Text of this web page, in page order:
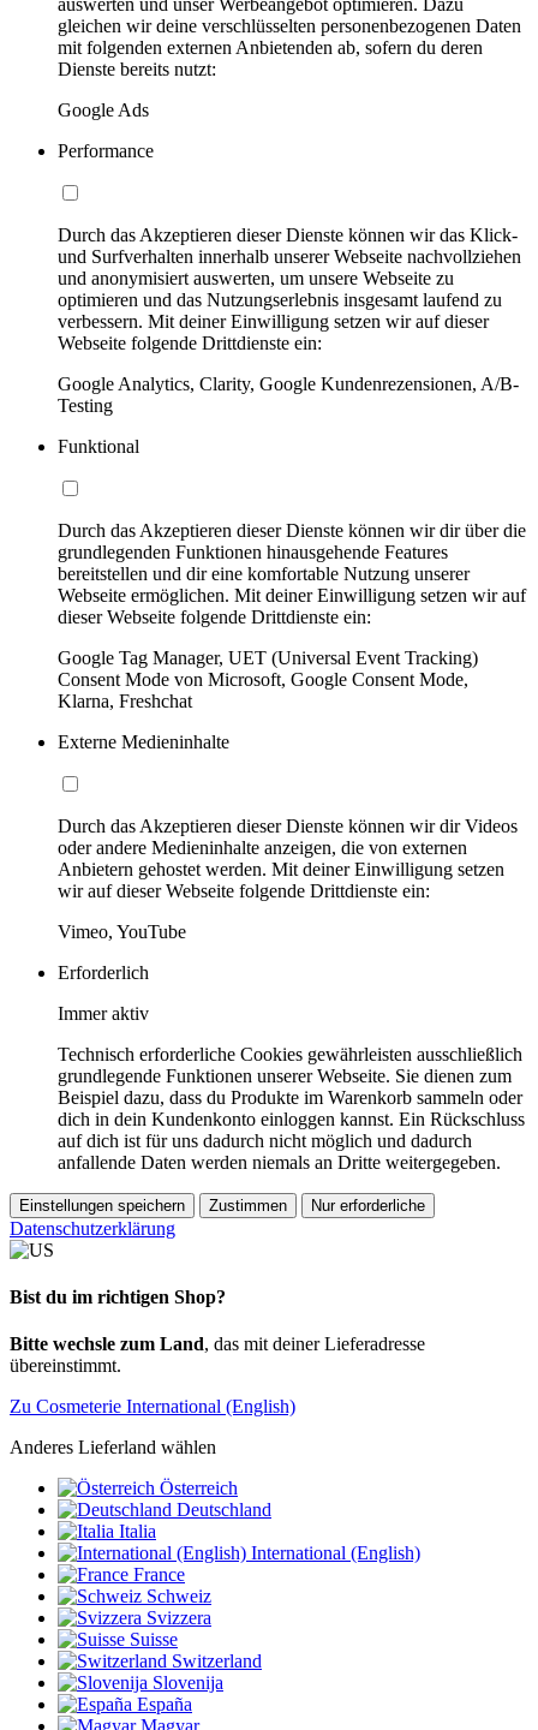
gleichen wir deine verschlüsselten personenbezogenen Daten
mit folgenden externen Anbietenden ab, sofern du deren
Dienste bereits nutzt:
Google Ads
Performance
Durch das Akzeptieren dieser Dienste können wir das Klick-
und Surfverhalten innerhalb unserer Webseite nachvollziehen
und anonymisiert auswerten, um unsere Webseite zu
optimieren und das Nutzungserlebnis insgesamt laufend zu
verbessern. Mit deiner Einwilligung setzen wir auf dieser
Webseite folgende Drittdienste ein:
Google Analytics, Clarity, Google Kundenrezensionen, A/B-
Testing
Funktional
Durch das Akzeptieren dieser Dienste können wir dir über die
grundlegenden Funktionen hinausgehende Features
bereitstellen und dir eine komfortable Nutzung unserer
Webseite ermöglichen. Mit deiner Einwilligung setzen wir auf
dieser Webseite folgende Drittdienste ein:
Google Tag Manager, UET (Universal Event Tracking)
Consent Mode von Microsoft, Google Consent Mode,
Klarna, Freshchat
Externe Medieninhalte
Durch das Akzeptieren dieser Dienste können wir dir Videos
oder andere Medieninhalte anzeigen, die von externen
Anbietern gehostet werden. Mit deiner Einwilligung setzen
wir auf dieser Webseite folgende Drittdienste ein:
Vimeo, YouTube
Erforderlich
Immer aktiv
Technisch erforderliche Cookies gewährleisten ausschließlich
grundlegende Funktionen unserer Webseite. Sie dienen zum
Beispiel dazu, dass du Produkte im Warenkorb sammeln oder
dich in dein Kundenkonto einloggen kannst. Ein Rückschluss
auf dich ist für uns dadurch nicht möglich und dadurch
anfallende Daten werden niemals an Dritte weitergegeben.
Einstellungen speichern Zustimmen Nur erforderliche
Datenschutzerklärung
Bist du im richtigen Shop?
Bitte wechsle zum Land, das mit deiner Lieferadresse
übereinstimmt.
Zu Cosmeterie International (English)
Anderes Lieferland wählen
Österreich
Deutschland
Italia
International (English)
France
Schweiz
Svizzera
Suisse
Switzerland
Slovenija
España